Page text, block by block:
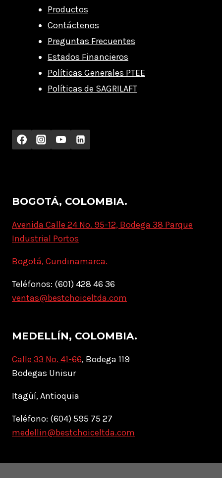
Productos
Contáctenos
Preguntas Frecuentes
Estados Financieros
Políticas Generales PTEE
Políticas de SAGRILAFT
BOGOTÁ, COLOMBIA.
Avenida Calle 24 No. 95-12, Bodega 38 Parque
Industrial Portos
Bogotá, Cundinamarca.
Teléfonos: (601) 428 46 36
ventas@bestchoiceltda.com
MEDELLÍN, COLOMBIA.
Calle 33 No. 41-66, Bodega 119
Bodegas Unisur
Itagüí, Antioquia
Teléfono: (604) 595 75 27
medellin@bestchoiceltda.com